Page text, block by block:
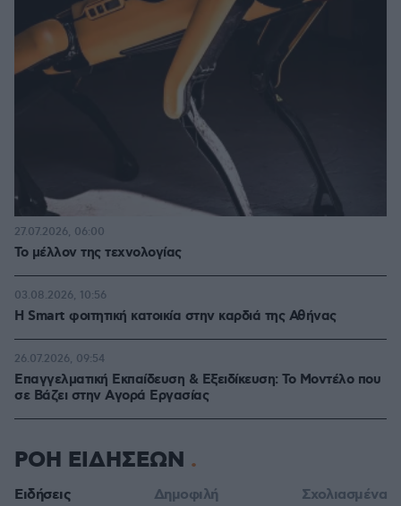
Το μέλλον της τεχνολογίας
27.07.2026, 06:00
Η Smart φοιτητική κατοικία στην καρδιά της Αθήνας
03.08.2026, 10:56
Επαγγελματική Εκπαίδευση & Εξειδίκευση: Το Mοντέλο που
σε Bάζει στην Aγορά Eργασίας
26.07.2026, 09:54
ΡΟΗ ΕΙΔΗΣΕΩΝ
Ειδήσεις Δημοφιλή Σχολιασμένα